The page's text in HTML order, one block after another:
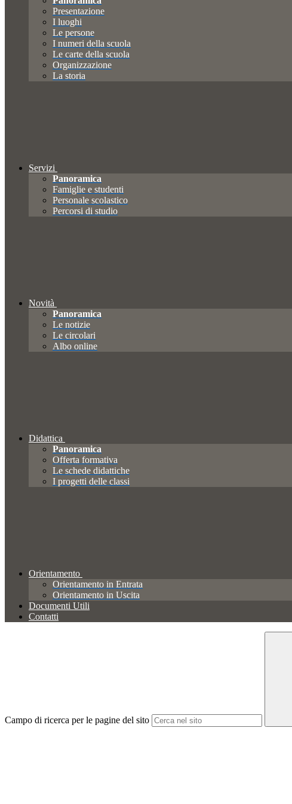
Presentazione
I luoghi
Le persone
I numeri della scuola
Le carte della scuola
Organizzazione
La storia
Servizi
Panoramica
Famiglie e studenti
Personale scolastico
Percorsi di studio
Novità
Panoramica
Le notizie
Le circolari
Albo online
Didattica
Panoramica
Offerta formativa
Le schede didattiche
I progetti delle classi
Orientamento
Orientamento in Entrata
Orientamento in Uscita
Documenti Utili
Contatti
Campo di ricerca per le pagine del sito